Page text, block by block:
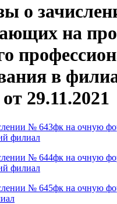
о
на
в
29.11.2021
№ 643фк на очную
филиал
№ 644фк на очную
филиал
№ 645фк на очную